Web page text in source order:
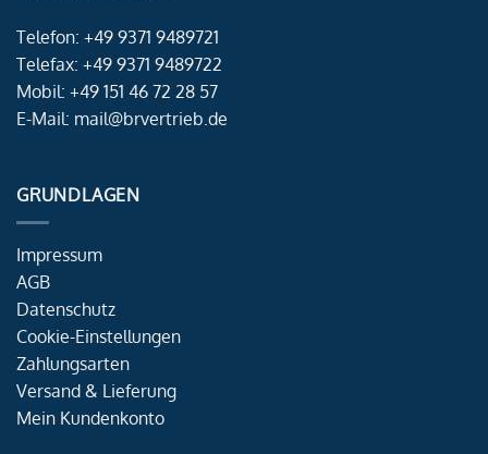
Telefon: +49 9371 9489721
Telefax: +49 9371 9489722
Mobil: +49 151 46 72 28 57
E-Mail: mail@brvertrieb.de
GRUNDLAGEN
Impressum
AGB
Datenschutz
Cookie-Einstellungen
Zahlungsarten
Versand & Lieferung
Mein Kundenkonto